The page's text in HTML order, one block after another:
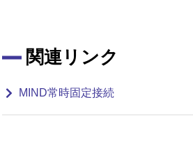
関連リンク
MIND常時固定接続